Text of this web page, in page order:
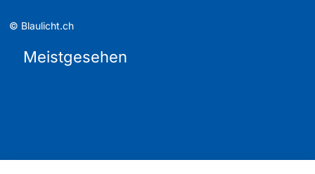
© Blaulicht.ch
Meistgesehen